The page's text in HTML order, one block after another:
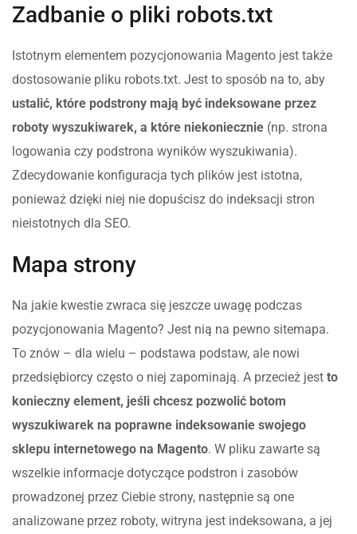
Zadbanie o pliki robots.txt
Istotnym elementem pozycjonowania Magento jest także
dostosowanie pliku robots.txt. Jest to sposób na to, aby
ustalić, które podstrony mają być indeksowane przez
roboty wyszukiwarek, a które niekoniecznie (np. strona
logowania czy podstrona wyników wyszukiwania).
Zdecydowanie konfiguracja tych plików jest istotna,
ponieważ dzięki niej nie dopuścisz do indeksacji stron
nieistotnych dla SEO.
Mapa strony
Na jakie kwestie zwraca się jeszcze uwagę podczas
pozycjonowania Magento? Jest nią na pewno sitemapa.
To znów – dla wielu – podstawa podstaw, ale nowi
przedsiębiorcy często o niej zapominają. A przecież jest to
konieczny element, jeśli chcesz pozwolić botom
wyszukiwarek na poprawne indeksowanie swojego
sklepu internetowego na Magento. W pliku zawarte są
wszelkie informacje dotyczące podstron i zasobów
prowadzonej przez Ciebie strony, następnie są one
analizowane przez roboty, witryna jest indeksowana, a jej